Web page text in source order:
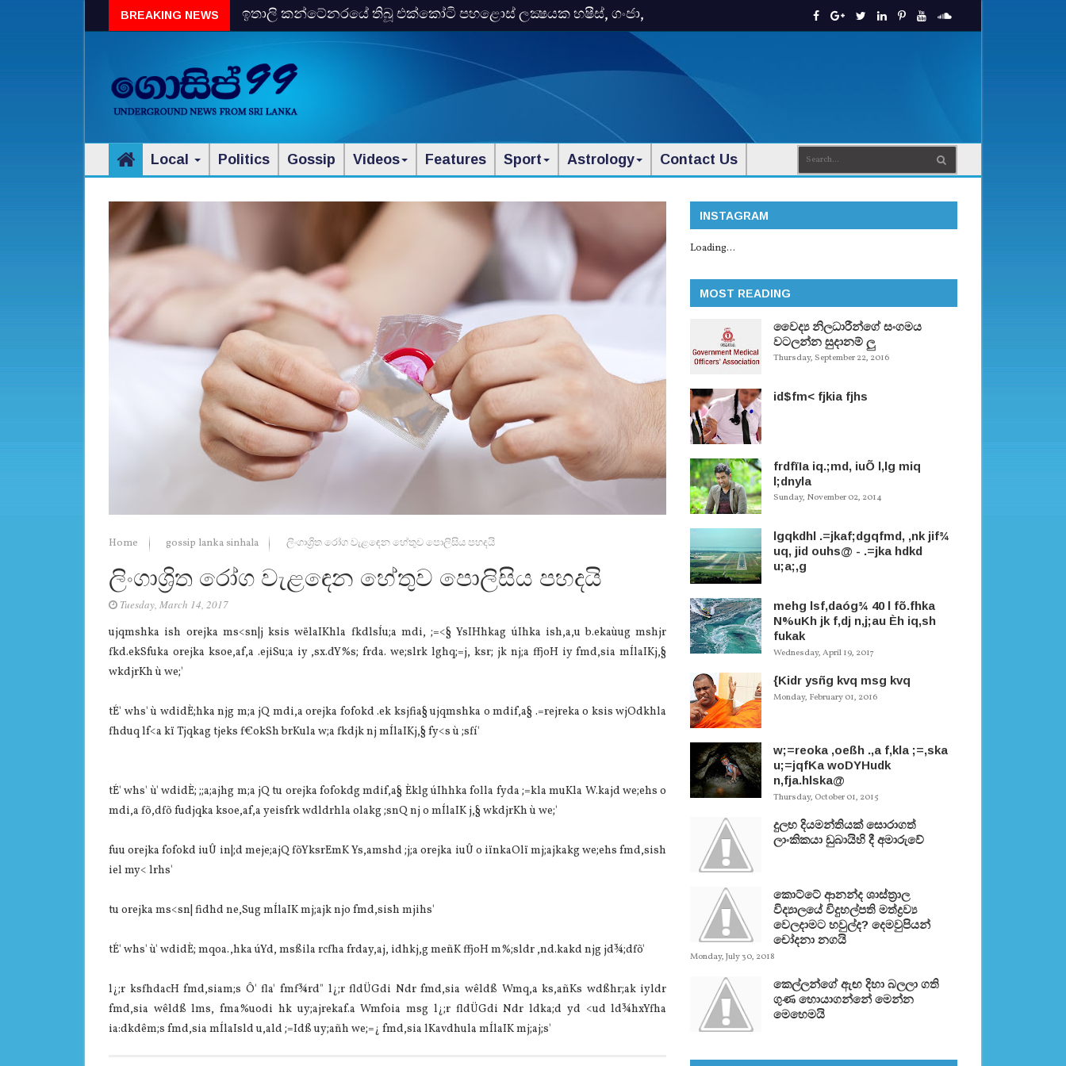
BREAKING NEWS
ඉතාලි කන්ටේනරයේ තිබූ එක්‌කෝටි පහළොස්‌ ලක්‍ෂයක හෂීස්‌, ගංජා,
Local Politics Gossip Videos Features Sport Astrology Contact Us
Home gossip lanka sinhala ලිංගාශ්‍රිත රෝග වැළඳෙන හේතුව පොලිසිය පහදයි
ලිංගාශ්‍රිත රෝග වැළඳෙන හේතුව පොලිසිය පහදයි
Tuesday, March 14, 2017
ujqmshka ish orejka ms<sn|j ksis wëla‍IKhla‌ fkdlsÍu;a mdi, ;=<§ YsIHhkag úIhka ish,a,u b.ekaùug mshjr
fkd.ekSfuka orejka ksoe,af,a .ejiSu;a iy ,sx.dY%s; frda. we;slrk lghq;=j, ksr; jk nj;a ffjoH iy fmd,sia‌ mÍla‍IKj,§
wkdjrKh ù we;'
tÉ' whs' ù wdidÈ;hka njg m;a jQ mdi,a orejka fofokd .ek ksjfia§ ujqmshka o mdif,a§ .=rejreka o ksis wjOdkhla‌
fhduq lf<a kï Tjqkag tjeks f€okSh brKula‌ w;a fkdjk nj mÍla‍IKj,§ fy<s ù ;sfí'
tÉ' whs' ù' wdidÈ; ;;a;ajhg m;a jQ tu orejka fofokdg mdif,a§ Èklg úIhhka folla‌ fyda ;=kla‌ muKla‌ W.kajd we;ehs o
mdi,a fõ,dfõ fudjqka ksoe,af,a yeisfrk wdldrhla‌ ola‌kg ;snQ nj o mÍla‍IK j,§ wkdjrKh ù we;'
fuu orejka fofokd iuÛ in|;d meje;ajQ fõYksrEmK Ys,amshd ;j;a orejka iuÛ o iïnkaOlï mj;ajkakg we;ehs fmd,sish
iel my< lrhs'
tu orejka ms<sn| fidhd ne,Sug mÍla‍IK mj;ajk njo fmd,sish mjihs'
tÉ' whs' ù' wdidÈ; mqoa.,hka úYd, msßila‌ rcfha frday,aj, idhkj,g meñK ffjoH m%;sldr ,nd.kakd njg jd¾;dfõ'
l¿;r ksfhdacH fmd,sia‌m;s Ô' fla' fmf¾rd" l¿;r fldÜ‌Gdi Ndr fmd,sia‌ wêldß Wmq,a ks,añKs wdßhr;ak iyldr
fmd,sia‌ wêldß lms, fma%uodi hk uy;ajrekaf.a Wmfoia‌ msg l¿;r fldÜ‌Gdi Ndr ldka;d yd <ud ld¾hxYfha
ia‌:dkdêm;s fmd,sia‌ mÍla‍Isld u,ald ;=Idß uy;añh we;=¿ fmd,sia‌ lKa‌vdhula‌ mÍla‍IK mj;aj;s'
INSTAGRAM
Loading...
MOST READING
වෛද්‍ය නිලධාරීන්ගේ සංගමය
වටලන්න සුදානම් ලු
Thursday, September 22, 2016
id$fm< fjkia fjhs
frdfïIa iq.;md, iuÕ l,lg miq
l;dnyla
Sunday, November 02, 2014
lgqkdhl .=jkaf;dgqfmd, ,nk jif¾
uq, jid ouhs@ - .=jka hdkd
u;a;,g
mehg lsf,daóg¾ 40 l fõ.fhka
N%uKh jk f,dj n,j;au Èh iq,sh
fukak
Wednesday, April 19, 2017
{Kidr ysñg kvq msg kvq
Monday, February 01, 2016
w;=reoka ,oeßh .,a f,kla ;=,ska
u;=jqfKa woDYHudk
n,fja.hlska@
Thursday, October 01, 2015
දුලභ දියමන්තියක් සොරාගත්
ලාංකිකයා ඩුබායිහි දී අමාරුවේ
කොට්ටේ ආනන්ද ශාස්ත‍්‍රාල
විද්‍යාලයේ විදුහල්පති මත්ද්‍රව්‍ය
වෙලදාමට හවුල්ද? දෙමවුපියන්
චෝදනා නගයි
Monday, July 30, 2018
කෙල්ලන්ගේ ඇඟ දිහා බලලා ගති
ගුණ හොයාගන්නේ මෙන්න
මෙහෙමයි